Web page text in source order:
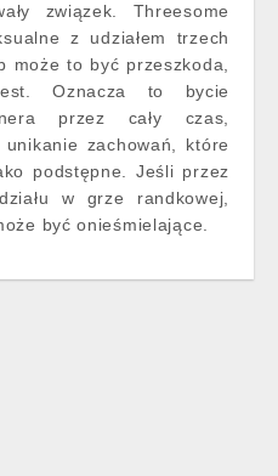
związek. Threesome
z udziałem trzech
może to być przeszkoda,
Oznacza to bycie
przez cały czas,
zachowań, które
podstępne. Jeśli przez
w grze randkowej,
być onieśmielające.